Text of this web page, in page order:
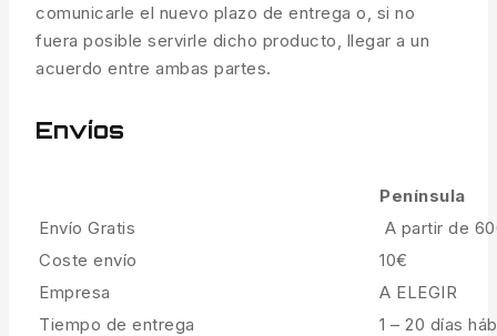
comunicarle el nuevo plazo de entrega o, si no
fuera posible servirle dicho producto, llegar a un
acuerdo entre ambas partes.
Envíos
Península
Envío Gratis
A partir de
Coste envío
10€
Empresa
A ELEGIR
Tiempo de entrega
1 – 20 días